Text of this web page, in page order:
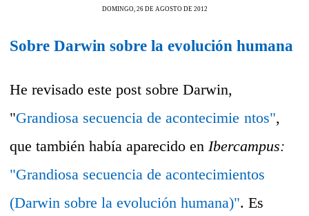
DOMINGO, 26 DE AGOSTO DE 2012
Sobre Darwin sobre la evolución humana
He revisado este post sobre Darwin,
"Grandiosa secuencia de acontecimie ntos",
que también había aparecido en Ibercampus:
"Grandiosa secuencia de acontecimientos
(Darwin sobre la evolución humana)". Es